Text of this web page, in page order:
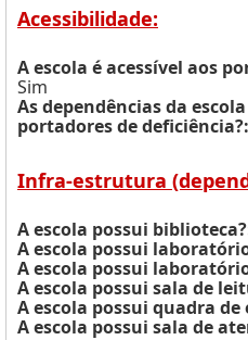
Acessibilidade:
A escola é acessível aos
Sim
As dependências da
portadores de deficiência?:
Infra-estrutura
A escola possui
A escola possui
A escola possui
A escola possui sala de
A escola possui quadra de
A escola possui sala de